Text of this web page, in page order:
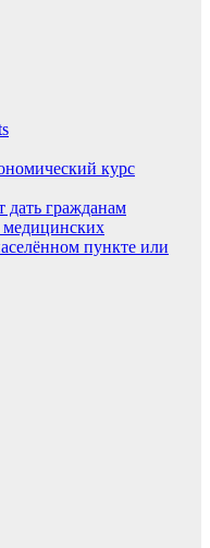
курс
гражданам
медицинских
пункте или